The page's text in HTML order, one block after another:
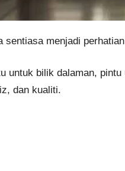
sentiasa menjadi
untuk bilik dalaman,
dan kualiti.